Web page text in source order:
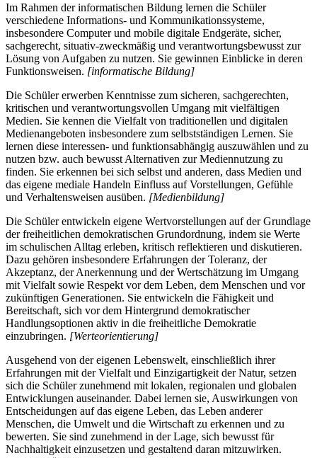
Im Rahmen der informatischen Bildung lernen die Schüler
verschiedene Informations- und Kommunikationssysteme,
insbesondere Computer und mobile digitale Endgeräte, sicher,
sachgerecht, situativ-zweckmäßig und verantwortungsbewusst zur
Lösung von Aufgaben zu nutzen. Sie gewinnen Einblicke in deren
Funktionsweisen. [informatische Bildung]
Die Schüler erwerben Kenntnisse zum sicheren, sachgerechten,
kritischen und verantwortungsvollen Umgang mit vielfältigen
Medien. Sie kennen die Vielfalt von traditionellen und digitalen
Medienangeboten insbesondere zum selbstständigen Lernen. Sie
lernen diese interessen- und funktionsabhängig auszuwählen und zu
nutzen bzw. auch bewusst Alternativen zur Mediennutzung zu
finden. Sie erkennen bei sich selbst und anderen, dass Medien und
das eigene mediale Handeln Einfluss auf Vorstellungen, Gefühle
und Verhaltensweisen ausüben. [Medienbildung]
Die Schüler entwickeln eigene Wertvorstellungen auf der Grundlage
der freiheitlichen demokratischen Grundordnung, indem sie Werte
im schulischen Alltag erleben, kritisch reflektieren und diskutieren.
Dazu gehören insbesondere Erfahrungen der Toleranz, der
Akzeptanz, der Anerkennung und der Wertschätzung im Umgang
mit Vielfalt sowie Respekt vor dem Leben, dem Menschen und vor
zukünftigen Generationen. Sie entwickeln die Fähigkeit und
Bereitschaft, sich vor dem Hintergrund demokratischer
Handlungsoptionen aktiv in die freiheitliche Demokratie
einzubringen. [Werteorientierung]
Ausgehend von der eigenen Lebenswelt, einschließlich ihrer
Erfahrungen mit der Vielfalt und Einzigartigkeit der Natur, setzen
sich die Schüler zunehmend mit lokalen, regionalen und globalen
Entwicklungen auseinander. Dabei lernen sie, Auswirkungen von
Entscheidungen auf das eigene Leben, das Leben anderer
Menschen, die Umwelt und die Wirtschaft zu erkennen und zu
bewerten. Sie sind zunehmend in der Lage, sich bewusst für
Nachhaltigkeit einzusetzen und gestaltend daran mitzuwirken.